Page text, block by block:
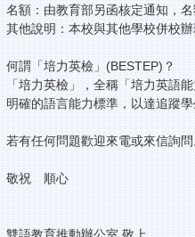
名額：由教育部另函核定通知，
其他說明：本校與其他學校併校辦
何謂「培力英檢」(BESTEP)？
「培力英檢」，全稱「培力英語
明確的語言能力標準，以達追蹤
若有任何問題歡迎來電或來信詢問
敬祝 順心